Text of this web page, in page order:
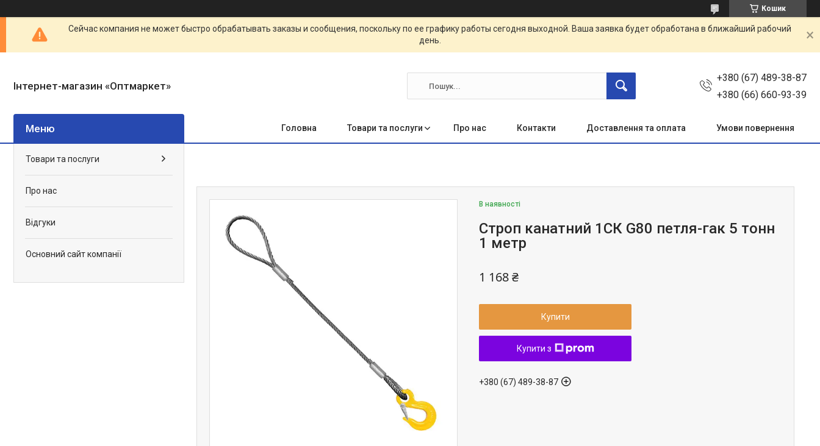
Кошик
Сейчас компания не может быстро обрабатывать заказы и сообщения, поскольку по ее графику работы сегодня выходной. Ваша заявка будет обработана в ближайший рабочий
день.
Інтернет-магазин «Оптмаркет»
+380 (67) 489-38-87
+380 (66) 660-93-39
Головна Товари та послуги Про нас Контакти Доставлення та оплата Умови повернення
В наявності
Строп канатний 1СК G80 петля-гак 5 тонн
1 метр
1 168 ₴
Купити
Купити з
+380 (67) 489-38-87
Товари та послуги
Про нас
Відгуки
Основний сайт компанії